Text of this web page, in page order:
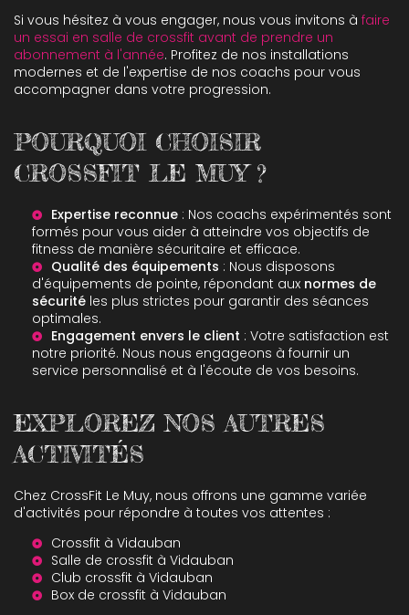
Si vous hésitez à vous engager, nous vous invitons à faire
un essai en salle de crossfit avant de prendre un
abonnement à l'année. Profitez de nos installations
modernes et de l'expertise de nos coachs pour vous
accompagner dans votre progression.
POURQUOI CHOISIR
CROSSFIT LE MUY ?
Expertise reconnue : Nos coachs expérimentés sont
formés pour vous aider à atteindre vos objectifs de
fitness de manière sécuritaire et efficace.
Qualité des équipements : Nous disposons
d'équipements de pointe, répondant aux normes de
sécurité les plus strictes pour garantir des séances
optimales.
Engagement envers le client : Votre satisfaction est
notre priorité. Nous nous engageons à fournir un
service personnalisé et à l'écoute de vos besoins.
EXPLOREZ NOS AUTRES
ACTIVITÉS
Chez CrossFit Le Muy, nous offrons une gamme variée
d'activités pour répondre à toutes vos attentes :
Crossfit à Vidauban
Salle de crossfit à Vidauban
Club crossfit à Vidauban
Box de crossfit à Vidauban